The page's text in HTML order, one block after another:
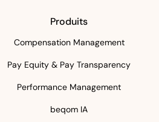
Produits
Compensation Management
Pay Equity & Pay Transparency
Performance Management
beqom IA